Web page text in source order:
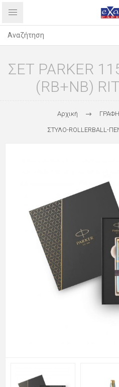
ΣΕΤ PARKER
(RB+NB)
Αρχική
ΣΤΥΛΟ-ROLLERBALL-